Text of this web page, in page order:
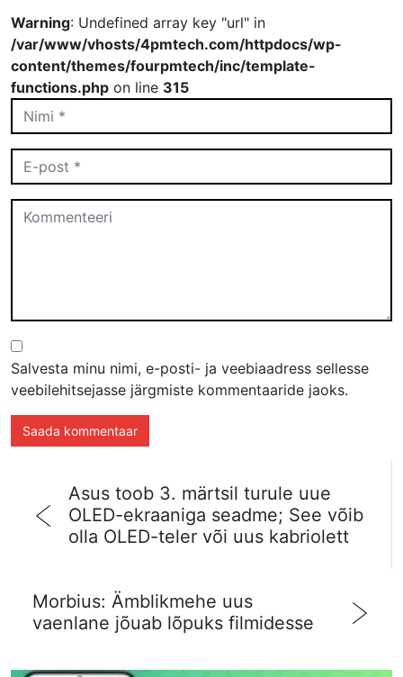
Warning: Undefined array key "url" in
/var/www/vhosts/4pmtech.com/httpdocs/wp-
content/themes/fourpmtech/inc/template-
functions.php on line 315
Salvesta minu nimi, e-posti- ja veebiaadress sellesse
veebilehitsejasse järgmiste kommentaaride jaoks.
Asus toob 3. märtsil turule uue
OLED-ekraaniga seadme; See võib
olla OLED-teler või uus kabriolett
Morbius: Ämblikmehe uus
vaenlane jõuab lõpuks filmidesse